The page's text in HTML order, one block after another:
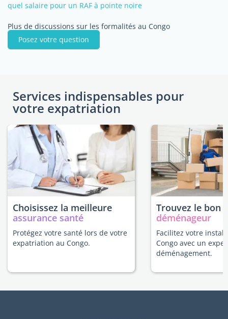
quel salaire pour un RAF à pointe noire
Plus de discussions sur les formalités au Congo
Posez votre question
Services indispensables pour
votre expatriation
Choisissez la meilleure
assurance santé
Protégez votre santé lors de votre
expatriation au Congo.
Trouvez le bon
déménageur
Facilitez votre
Congo avec un
déménagement.